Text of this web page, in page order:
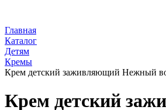
Главная
Каталог
Детям
Кремы
Крем детский заживляющий Нежный
Крем детский